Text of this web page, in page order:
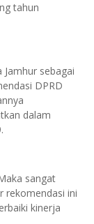
tahun
sebagai
DPRD
dalam
sangat
rekomendasi ini
kinerja